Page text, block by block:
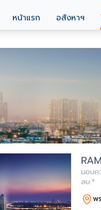
หน้าแรก อสังหาฯ
มอบค
ลบ.*
พ